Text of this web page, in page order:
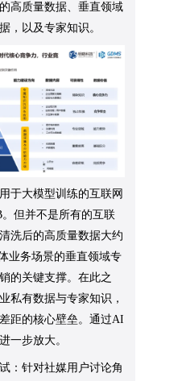
高质量数据、垂直领域
，以及专家知识。
于大模型训练的互联网
但并不是所有的互联
洗后的高质量数据大约
业务场景的垂直领域专
的关键支撑。在此之
私有数据与专家知识，
距的核心壁垒。通过AI
一步放大。
：针对社媒用户讨论角